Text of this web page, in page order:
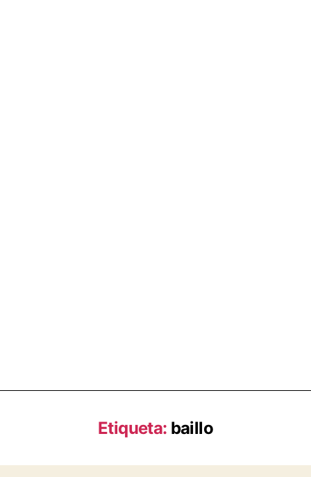
Etiqueta: baillo